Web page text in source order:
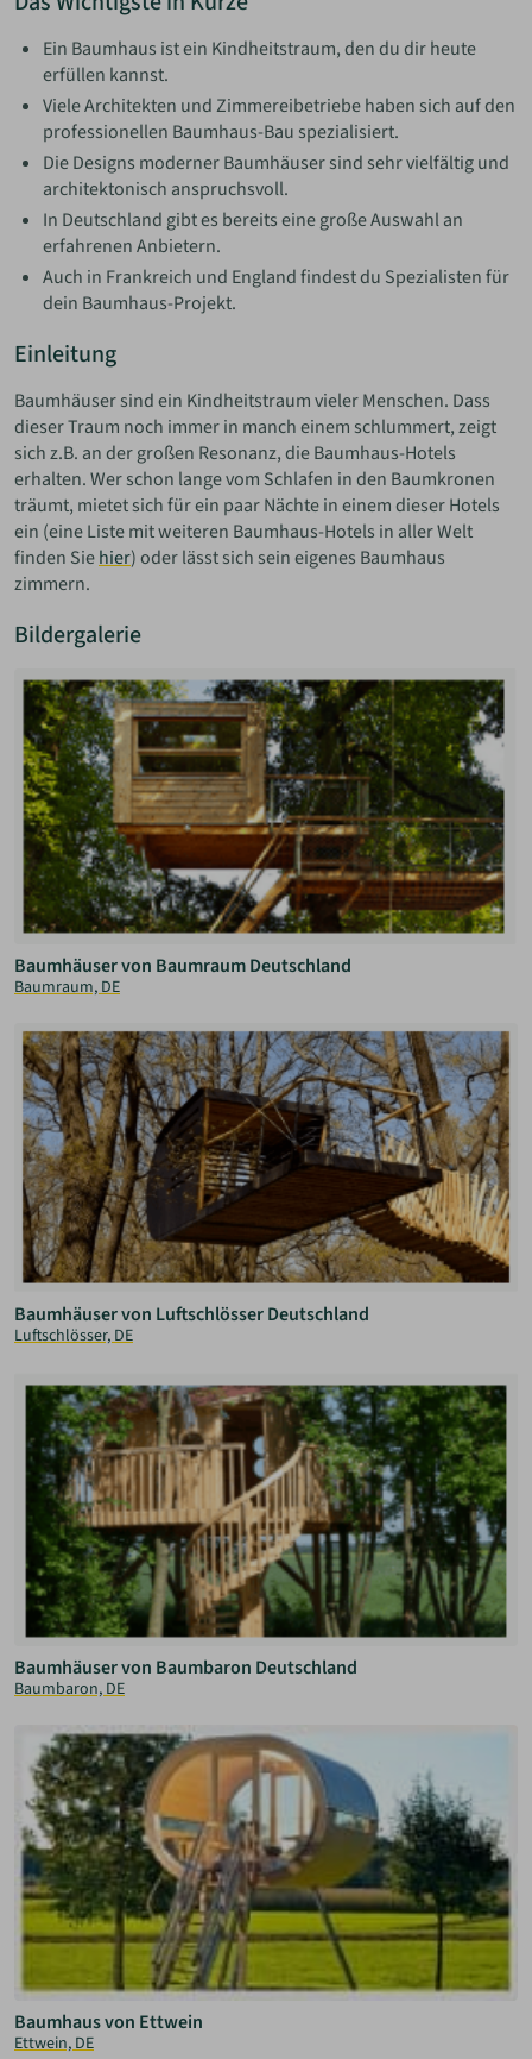
Ein Baumhaus ist ein Kindheitstraum, den du dir heute
erfüllen kannst.
Viele Architekten und Zimmereibetriebe haben sich auf den
professionellen Baumhaus-Bau spezialisiert.
Die Designs moderner Baumhäuser sind sehr vielfältig und
architektonisch anspruchsvoll.
In Deutschland gibt es bereits eine große Auswahl an
erfahrenen Anbietern.
Auch in Frankreich und England findest du Spezialisten für
dein Baumhaus-Projekt.
Einleitung
Baumhäuser sind ein Kindheitstraum vieler Menschen. Dass
dieser Traum noch immer in manch einem schlummert, zeigt
sich z.B. an der großen Resonanz, die Baumhaus-Hotels
erhalten. Wer schon lange vom Schlafen in den Baumkronen
träumt, mietet sich für ein paar Nächte in einem dieser Hotels
ein (eine Liste mit weiteren Baumhaus-Hotels in aller Welt
finden Siehier) oder lässt sich sein eigenes Baumhaus
zimmern.
Bildergalerie
Baumhäuser von Baumraum Deutschland
Baumraum, DE
Baumhäuser von Luftschlösser Deutschland
Luftschlösser, DE
Baumhäuser von Baumbaron Deutschland
Baumbaron, DE
Baumhaus von Ettwein
Ettwein, DE